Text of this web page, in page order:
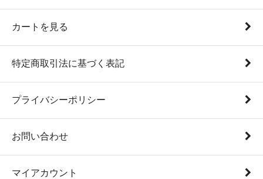
カートを見る
特定商取引法に基づく表記
プライバシーポリシー
お問い合わせ
マイアカウント